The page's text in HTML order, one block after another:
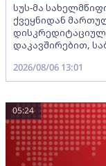
სუს-მა
ქვეყნიდან
დისკრედიტაციულ
დაკავშირებით,
2026/08/06 13:01
05:24